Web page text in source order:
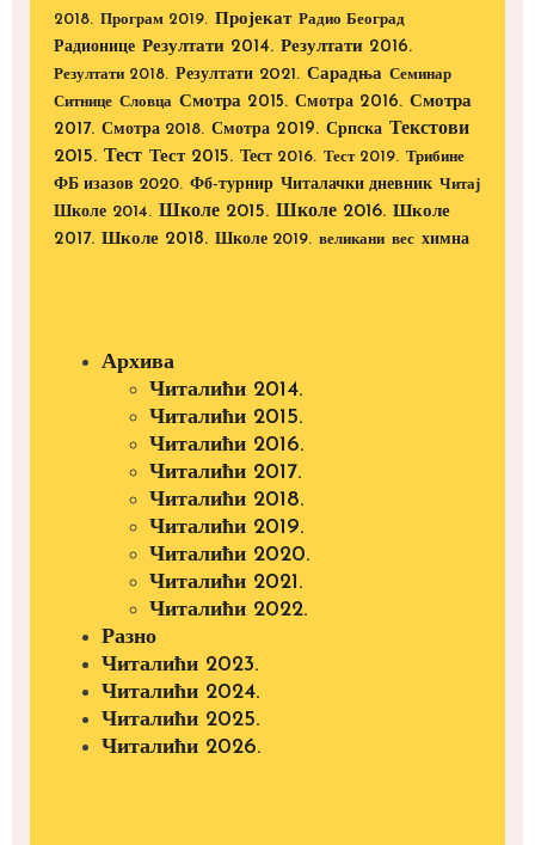
2018. Програм 2019. Пројекат Радио Београд
Радионице Резултати 2014. Резултати 2016.
Резултати 2018. Резултати 2021. Сарадња Семинар
Ситнице Словца Смотра 2015. Смотра 2016. Смотра
2017. Смотра 2018. Смотра 2019. Српска Текстови
2015. Тест Тест 2015. Тест 2016. Тест 2019. Трибине
ФБ изазов 2020. Фб-турнир Читалачки дневник Читај
Школе 2014. Школе 2015. Школе 2016. Школе
2017. Школе 2018. Школе 2019. великани вес химна
Архива
Читалићи 2014.
Читалићи 2015.
Читалићи 2016.
Читалићи 2017.
Читалићи 2018.
Читалићи 2019.
Читалићи 2020.
Читалићи 2021.
Читалићи 2022.
Разно
Читалићи 2023.
Читалићи 2024.
Читалићи 2025.
Читалићи 2026.